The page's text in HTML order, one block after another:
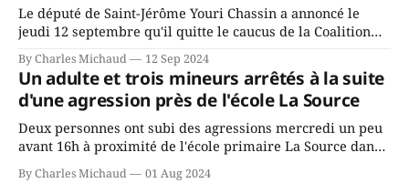
Le député de Saint-Jérôme Youri Chassin a annoncé le
jeudi 12 septembre qu'il quitte le caucus de la Coalition
Avenir Québec de François Legault parce qu'il est déçu du
gouvernement de la CAQ, surtout de son incapacité, qu'il
juge chronique, à offrir des
By Charles Michaud 12 Sep 2024
Un adulte et trois mineurs arrêtés à la suite
d'une agression près de l'école La Source
Deux personnes ont subi des agressions mercredi un peu
avant 16h à proximité de l'école primaire La Source dans
le secteur Bellefeuille de Saint-Jérôme. L'une de deux
victimes aurait été écrasée sous un véhicule et aspergée
By Charles Michaud 01 Aug 2024